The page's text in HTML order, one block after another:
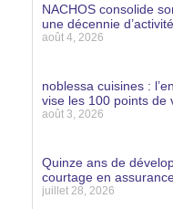
NACHOS consolide
une décennie d’activité
août 4, 2026
noblessa cuisines :
vise les 100 points de
août 3, 2026
Quinze ans de
courtage en
juillet 28, 2026